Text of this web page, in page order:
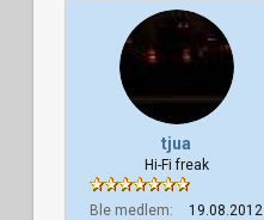
tjua
Hi-Fi freak
Ble medlem
19.08.2012